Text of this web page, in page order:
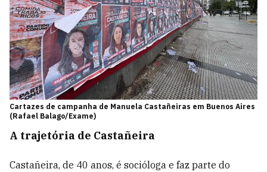
Cartazes de campanha de Manuela Castañeiras em Buenos Aires
(Rafael Balago/Exame)
A trajetória de Castañeira
Castañeira, de 40 anos, é socióloga e faz parte do